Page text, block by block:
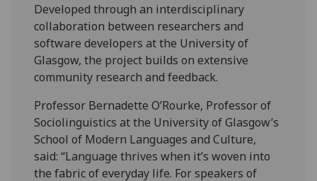
Developed through an interdisciplinary
collaboration between researchers and
software developers at the University of
Glasgow, the project builds on extensive
community research and feedback.
Professor Bernadette O’Rourke, Professor of
Sociolinguistics at the University of Glasgow’s
School of Modern Languages and Culture,
said: “Language thrives when it’s woven into
the fabric of everyday life. For speakers of